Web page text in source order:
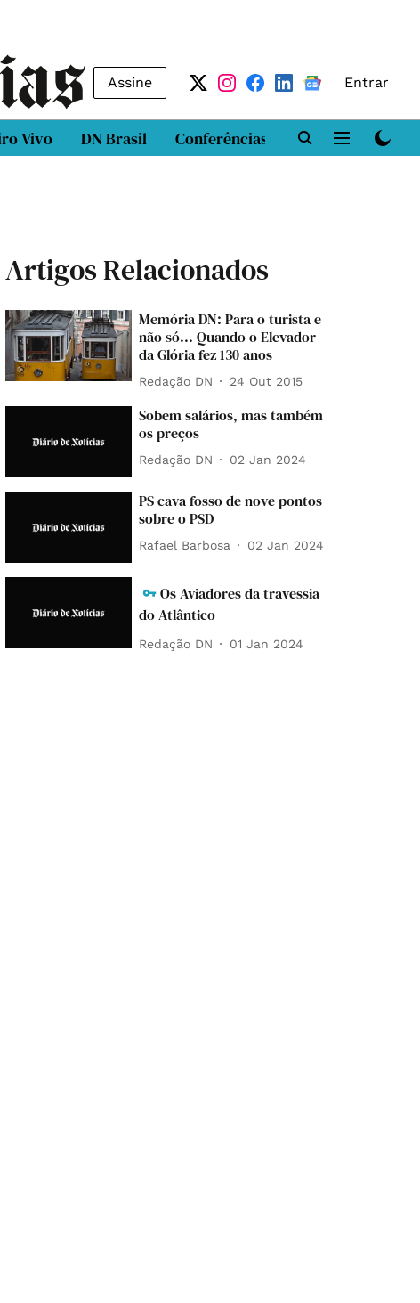
Assine Entrar
Vivo DN Brasil Conferências DN LAB
Artigos Relacionados
Memória DN: Para o turista e
não só... Quando o Elevador
da Glória fez 130 anos
Redação DN 24 Out 2015
Sobem salários, mas também
os preços
Redação DN 02 Jan 2024
PS cava fosso de nove pontos
sobre o PSD
Rafael Barbosa 02 Jan 2024
Os Aviadores da travessia
do Atlântico
Redação DN 01 Jan 2024